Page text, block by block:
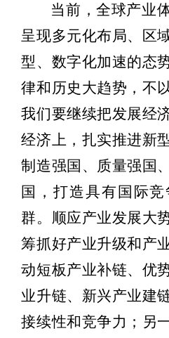
当前，全球产业
呈现多元化布局、区
型、数字化加速的态
律和历史大趋势，不
我们要继续把发展经
经济上，扎实推进新
制造强国、质量强国
国，打造具有国际
群。顺应产业发展大
筹抓好产业升级和产
动短板产业补链、优
业升链、新兴产业建
接续性和竞争力；另